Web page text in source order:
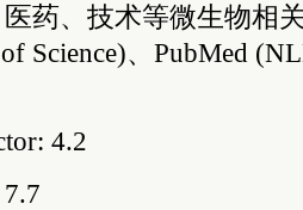
药、技术等微生物相
Science)、PubMed
4.2